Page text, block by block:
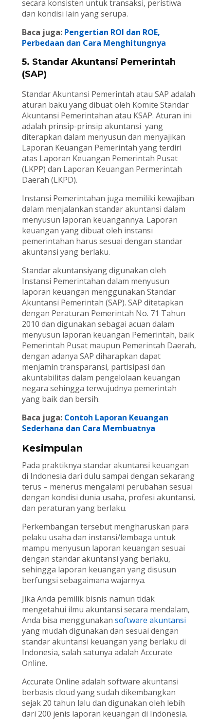
secara konsisten untuk transaksi, peristiwa
dan kondisi lain yang serupa.
Baca juga: Pengertian ROI dan ROE,
Perbedaan dan Cara Menghitungnya
5. Standar Akuntansi Pemerintah
(SAP)
Standar Akuntansi Pemerintah atau SAP adalah
aturan baku yang dibuat oleh Komite Standar
Akuntansi Pemerintahan atau KSAP. Aturan ini
adalah prinsip-prinsip akuntansi yang
diterapkan dalam menyusun dan menyajikan
Laporan Keuangan Pemerintah yang terdiri
atas Laporan Keuangan Pemerintah Pusat
(LKPP) dan Laporan Keuangan Permerintah
Daerah (LKPD).
Instansi Pemerintahan juga memiliki kewajiban
dalam menjalankan standar akuntansi dalam
menyusun laporan keuangannya. Laporan
keuangan yang dibuat oleh instansi
pemerintahan harus sesuai dengan standar
akuntansi yang berlaku.
Standar akuntansiyang digunakan oleh
Instansi Pemerintahan dalam menyusun
laporan keuangan menggunakan Standar
Akuntansi Pemerintah (SAP). SAP ditetapkan
dengan Peraturan Pemerintah No. 71 Tahun
2010 dan digunakan sebagai acuan dalam
menyusun laporan keuangan Pemerintah, baik
Pemerintah Pusat maupun Pemerintah Daerah,
dengan adanya SAP diharapkan dapat
menjamin transparansi, partisipasi dan
akuntabilitas dalam pengelolaan keuangan
negara sehingga terwujudnya pemerintah
yang baik dan bersih.
Baca juga: Contoh Laporan Keuangan
Sederhana dan Cara Membuatnya
Kesimpulan
Pada praktiknya standar akuntansi keuangan
di Indonesia dari dulu sampai dengan sekarang
terus – menerus mengalami perubahan sesuai
dengan kondisi dunia usaha, profesi akuntansi,
dan peraturan yang berlaku.
Perkembangan tersebut mengharuskan para
pelaku usaha dan instansi/lembaga untuk
mampu menyusun laporan keuangan sesuai
dengan standar akuntansi yang berlaku,
sehingga laporan keuangan yang disusun
berfungsi sebagaimana wajarnya.
Jika Anda pemilik bisnis namun tidak
mengetahui ilmu akuntansi secara mendalam,
Anda bisa menggunakan software akuntansi
yang mudah digunakan dan sesuai dengan
standar akuntansi keuangan yang berlaku di
Indonesia, salah satunya adalah Accurate
Online.
Accurate Online adalah software akuntansi
berbasis cloud yang sudah dikembangkan
sejak 20 tahun lalu dan digunakan oleh lebih
dari 200 jenis laporan keuangan di Indonesia.